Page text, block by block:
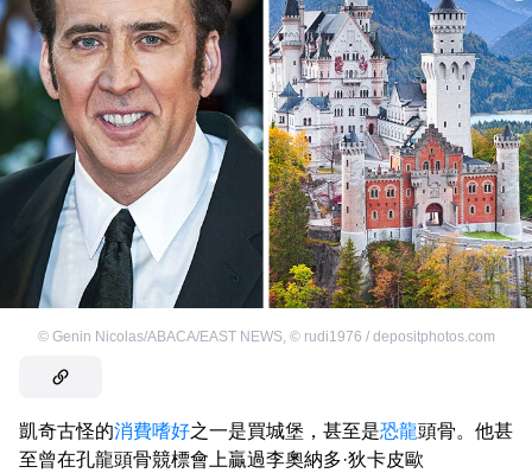
© Genin Nicolas/ABACA/EAST NEWS, © rudi1976 / depositphotos.com
凱奇古怪的消費嗜好之一是買城堡，甚至是恐龍頭骨。他甚
至曾在孔龍頭骨競標會上贏過李奧納多·狄卡皮歐